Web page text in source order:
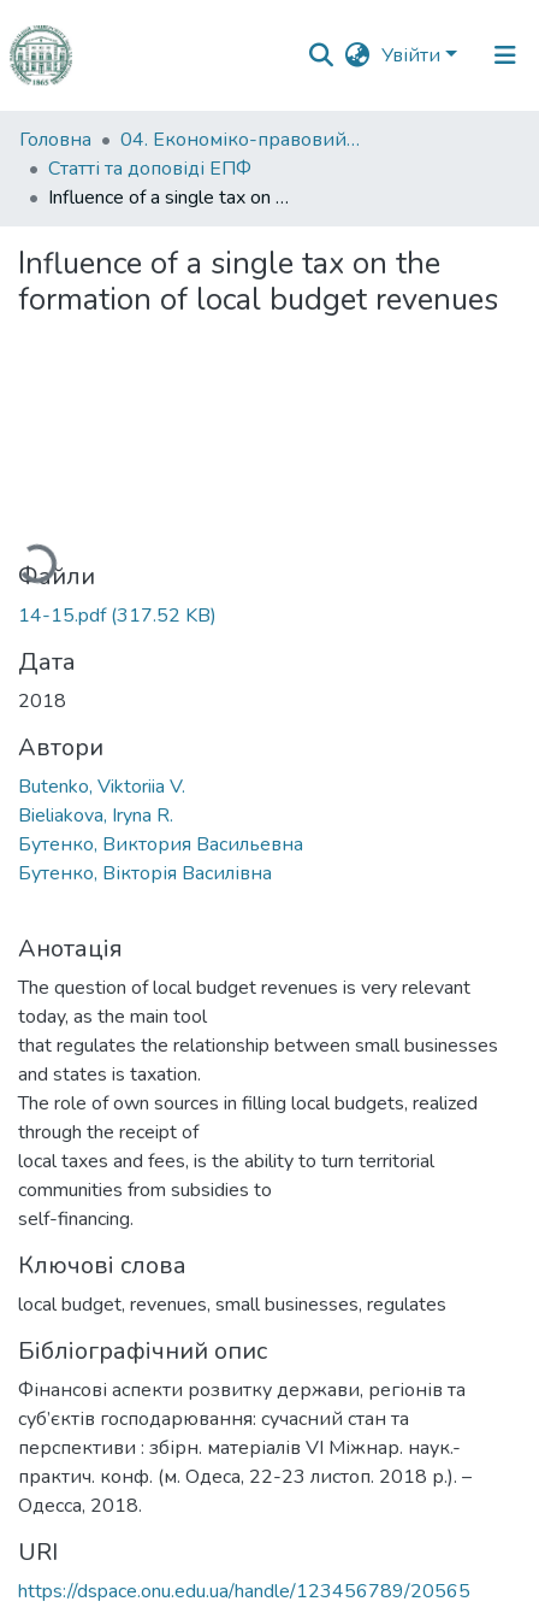
Увійти
Фонди
та
зібрання
Статистика
Головна
04. Економіко-правовий факультет
Статті та доповіді ЕПФ
Influence of a single tax on the formation of local budget revenues
Influence of a single tax on the
formation of local budget revenues
Файли
14-15.pdf(317.52 KB)
Дата
2018
Автори
Butenko, Viktoriia V.
Bieliakova, Iryna R.
Бутенко, Виктория Васильевна
Бутенко, Вікторія Василівна
Анотація
The question of local budget revenues is very relevant
today, as the main tool
that regulates the relationship between small businesses
and states is taxation.
The role of own sources in filling local budgets, realized
through the receipt of
local taxes and fees, is the ability to turn territorial
communities from subsidies to
self-financing.
Ключові слова
local budget, revenues, small businesses, regulates
Бібліографічний опис
Фінансові аспекти розвитку держави, регіонів та
суб’єктів господарювання: сучасний стан та
перспективи : збірн. матеріалів VI Міжнар. наук.-
практич. конф. (м. Одеса, 22-23 листоп. 2018 р.). –
Одесса, 2018.
URI
https://dspace.onu.edu.ua/handle/123456789/20565